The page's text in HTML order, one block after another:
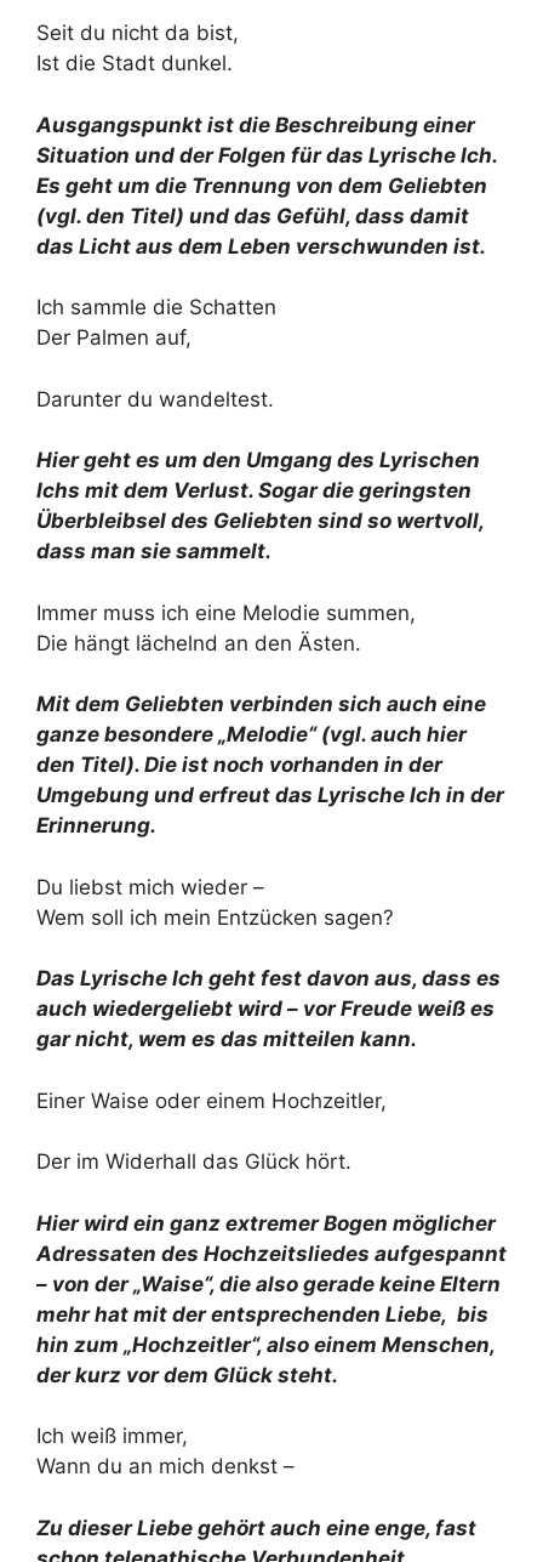
Seit du nicht da bist,
Ist die Stadt dunkel.
Ausgangspunkt ist die Beschreibung einer
Situation und der Folgen für das Lyrische Ich.
Es geht um die Trennung von dem Geliebten
(vgl. den Titel) und das Gefühl, dass damit
das Licht aus dem Leben verschwunden ist.
Ich sammle die Schatten
Der Palmen auf,
Darunter du wandeltest.
Hier geht es um den Umgang des Lyrischen
Ichs mit dem Verlust. Sogar die geringsten
Überbleibsel des Geliebten sind so wertvoll,
dass man sie sammelt.
Immer muss ich eine Melodie summen,
Die hängt lächelnd an den Ästen.
Mit dem Geliebten verbinden sich auch eine
ganze besondere „Melodie“ (vgl. auch hier
den Titel). Die ist noch vorhanden in der
Umgebung und erfreut das Lyrische Ich in der
Erinnerung.
Du liebst mich wieder –
Wem soll ich mein Entzücken sagen?
Das Lyrische Ich geht fest davon aus, dass es
auch wiedergeliebt wird – vor Freude weiß es
gar nicht, wem es das mitteilen kann.
Einer Waise oder einem Hochzeitler,
Der im Widerhall das Glück hört.
Hier wird ein ganz extremer Bogen möglicher
Adressaten des Hochzeitsliedes aufgespannt
– von der „Waise“, die also gerade keine Eltern
mehr hat mit der entsprechenden Liebe, bis
hin zum „Hochzeitler“, also einem Menschen,
der kurz vor dem Glück steht.
Ich weiß immer,
Wann du an mich denkst –
Zu dieser Liebe gehört auch eine enge, fast